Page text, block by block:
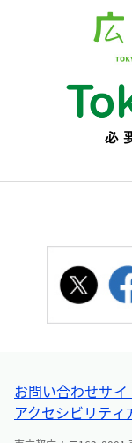
お問い合わせサイ
アクセシビリティ